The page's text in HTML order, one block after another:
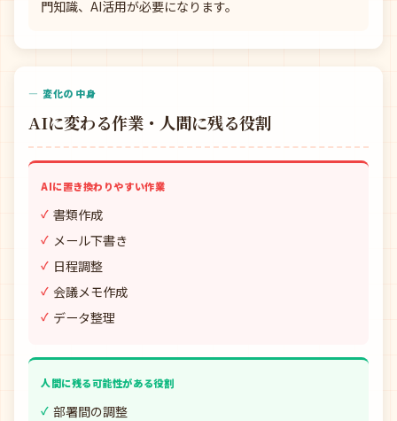
門知識、AI活用が必要になります。
— 変化の中身
AIに変わる作業・人間に残る役割
AIに置き換わりやすい作業
書類作成
メール下書き
日程調整
会議メモ作成
データ整理
人間に残る可能性がある役割
部署間の調整